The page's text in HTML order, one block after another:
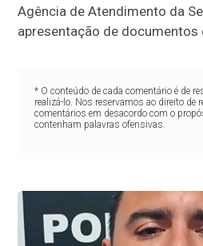
Agência de Atendimento da
apresentação de
* O conteúdo de cada comentário é de
realizá-lo. Nos reservamos ao direito de
comentários em desacordo com o
contenham palavras ofensivas.